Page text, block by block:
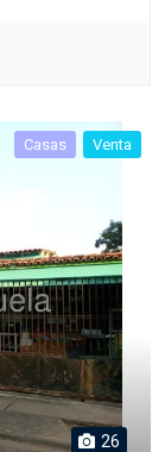
Casas Venta
26